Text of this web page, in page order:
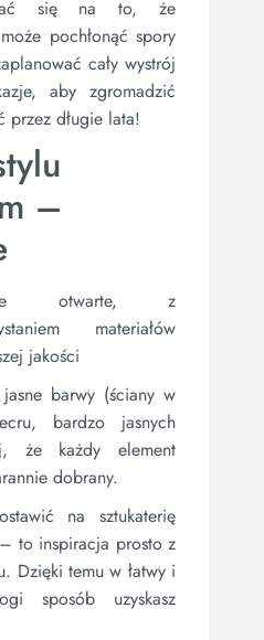
się na to, że
pochłonąć spory
cały wystrój
aby zgromadzić
przez długie lata!
–
otwarte, z
materiałów
jakości
barwy (ściany w
bardzo jasnych
że każdy element
dobrany.
na sztukaterię
to inspiracja prosto z
Dzięki temu w łatwy i
sposób uzyskasz